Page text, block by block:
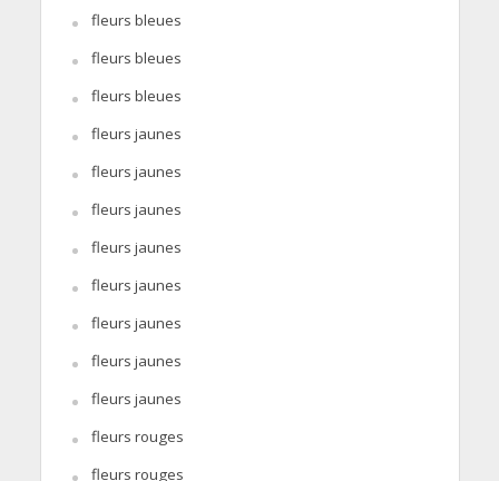
fleurs bleues
fleurs bleues
fleurs bleues
fleurs jaunes
fleurs jaunes
fleurs jaunes
fleurs jaunes
fleurs jaunes
fleurs jaunes
fleurs jaunes
fleurs jaunes
fleurs rouges
fleurs rouges